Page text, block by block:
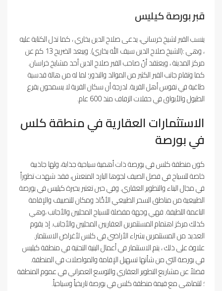
قبر بورصة كيليس
ينسب القبر لشيخ خرساني، يدعى صلاح الدين بخاري ، كما تدل الكتابة عليه
، وهي :(الشيخ صلاح الدين سيف الله بخاري). ويبعد الضريح 13 كم عن
مركز المدينة ، ويعتقد أنّ صاحب القبر صلاح الدين أحد مشايخ خراسان.
كما وتقام جانب القبر الكثير من الموالد والنذور؛ لما له من هالة قدسية
طاغية في نفوس أهل القرية. لدرجة أن سكان القرية لا يسمحون بقرع
الطبول والأبواق في حفلات الزفاف منذ 600 عام.
الاستثمارات العقارية في منطقة كلس
في بورصة
كون منطقة كلس في بورصة ذات أهمية سياحية جذابة، ولها جاذبية
خاصة للسياح في فصل الصيف لجوها البارد المنعش، فقد شهدت تطوراً
في مجال البناء والتطوير العقاري. وفي حين تعتبر بحيرة كيليس في بورصة
الطبيعية من مناطق السحر الطبيعي الأخّاذ ومكان للتصييف والإقامة
الناعمة اللطيفة. فهي وجهة مفضلة للسياح المحليين والأجانب ،وهي
كذلك مركز اهتمام المستثمرين العقاريين المحليين والأجانب. إذ يقوم
العديد من المستثمرين بشراء الأراضي في كلس لأغراض الاستثمار.
علاوة على ذلك ، يتم الاستثمار في أعمال البنية التحتية في منطقة كيليس
في بورصة التي من شأنها تسهيل الإقامة والمواصلات في المنطقة.
فضلاً عن مشاريع التطوير العقاري والتوسع العمراني في عموم المنطقة
؛ لتتماهى مع قيمة منطقة كلس في بورصة تاريخياً وسياحياً.